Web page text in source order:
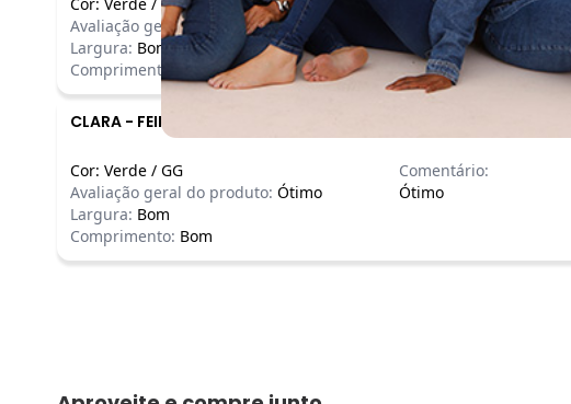
Avaliação geral do produto: Incrível
Largura: Bom
Comprimento:
Bom
Incrível
CLARA - FEIRA DE SANTANA - BA
Cor: Verde / GG
Avaliação geral do produto: Ótimo
Largura: Bom
Comprimento: Bom
Comentário:
Ótimo